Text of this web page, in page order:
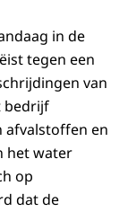
in de
tegen een
van
bedrijf
afvalstoffen en
het water
op
dat de